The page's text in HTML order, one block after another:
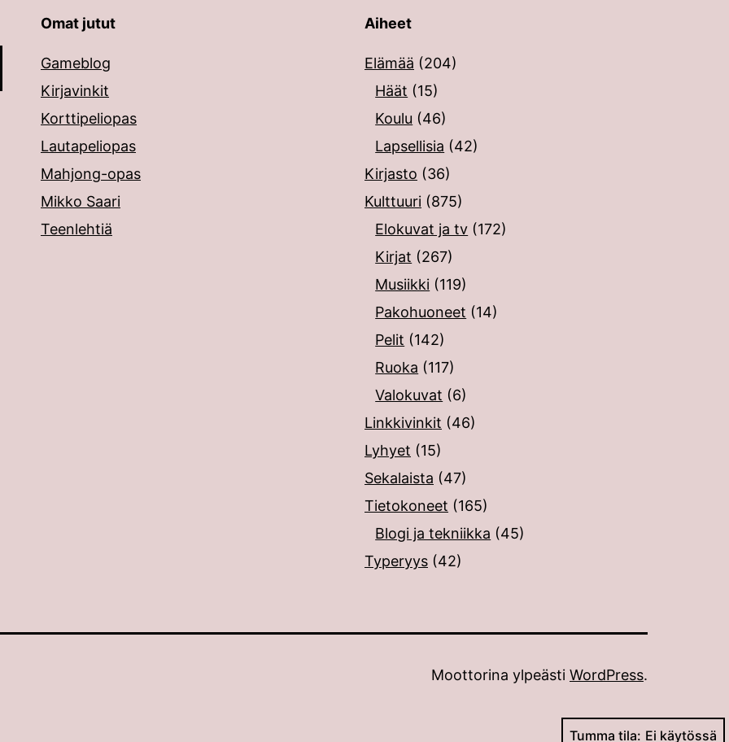
ylös ja alas ja siirtyä halutulle sivulle enterin painalluksella. Kosketusnäytöllisten laitteiden
Omat jutut
Gameblog
Kirjavinkit
Korttipeliopas
Lautapeliopas
Mahjong-opas
Mikko Saari
Teenlehtiä
Aiheet
Elämää (204)
Häät (15)
Koulu (46)
Lapsellisia (42)
Kirjasto (36)
Kulttuuri (875)
Elokuvat ja tv (172)
Kirjat (267)
Musiikki (119)
Pakohuoneet (14)
Pelit (142)
Ruoka (117)
Valokuvat (6)
Linkkivinkit (46)
Lyhyet (15)
Sekalaista (47)
Tietokoneet (165)
Blogi ja tekniikka (45)
Typeryys (42)
Moottorina ylpeästi WordPress.
Tumma tila: